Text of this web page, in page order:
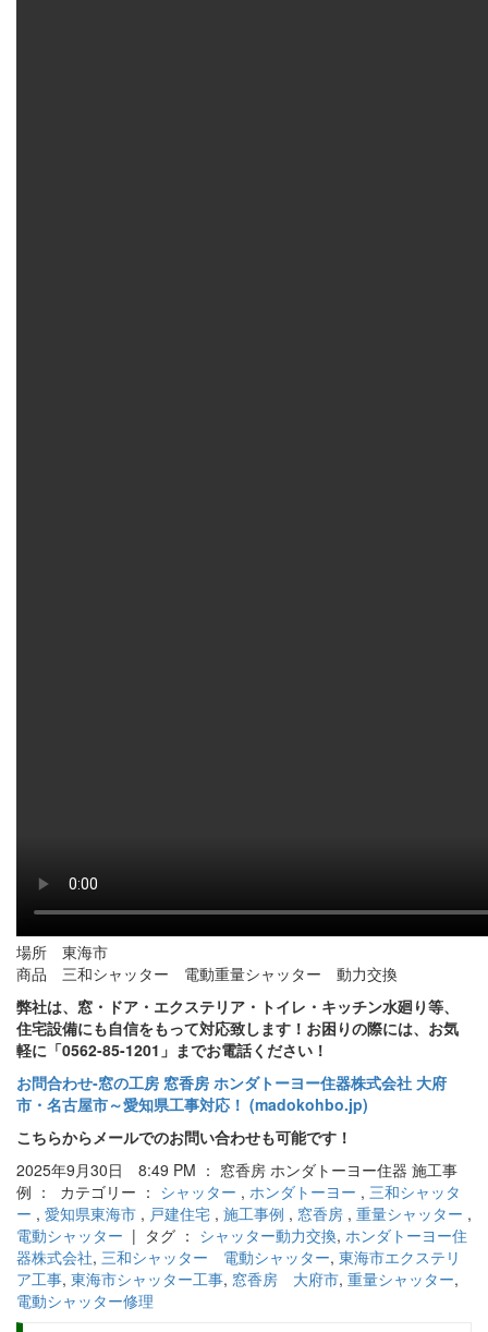
場所 東海市
商品 三和シャッター 電動重量シャッター 動力交換
弊社は、窓・ドア・エクステリア・トイレ・キッチン水廻り等、
住宅設備にも自信をもって対応致します！お困りの際には、お気
軽に「0562-85-1201」までお電話ください！
お問合わせ‐窓の工房 窓香房 ホンダトーヨー住器株式会社 大府
市・名古屋市～愛知県工事対応！ (madokohbo.jp)
こちらからメールでのお問い合わせも可能です！
2025年9月30日 8:49 PM ： 窓香房 ホンダトーヨー住器 施工事
例 ： カテゴリー ： シャッター , ホンダトーヨー , 三和シャッタ
ー , 愛知県東海市 , 戸建住宅 , 施工事例 , 窓香房 , 重量シャッター ,
電動シャッター | タグ ： シャッター動力交換, ホンダトーヨー住
器株式会社, 三和シャッター 電動シャッター, 東海市エクステリ
ア工事, 東海市シャッター工事, 窓香房 大府市, 重量シャッター,
電動シャッター修理